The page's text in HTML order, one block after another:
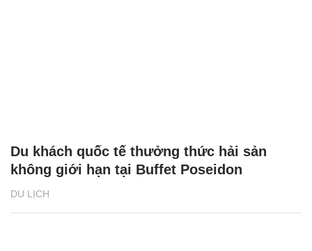
DU LỊCH
Du khách quốc tế thưởng thức hải sản
không giới hạn tại Buffet Poseidon